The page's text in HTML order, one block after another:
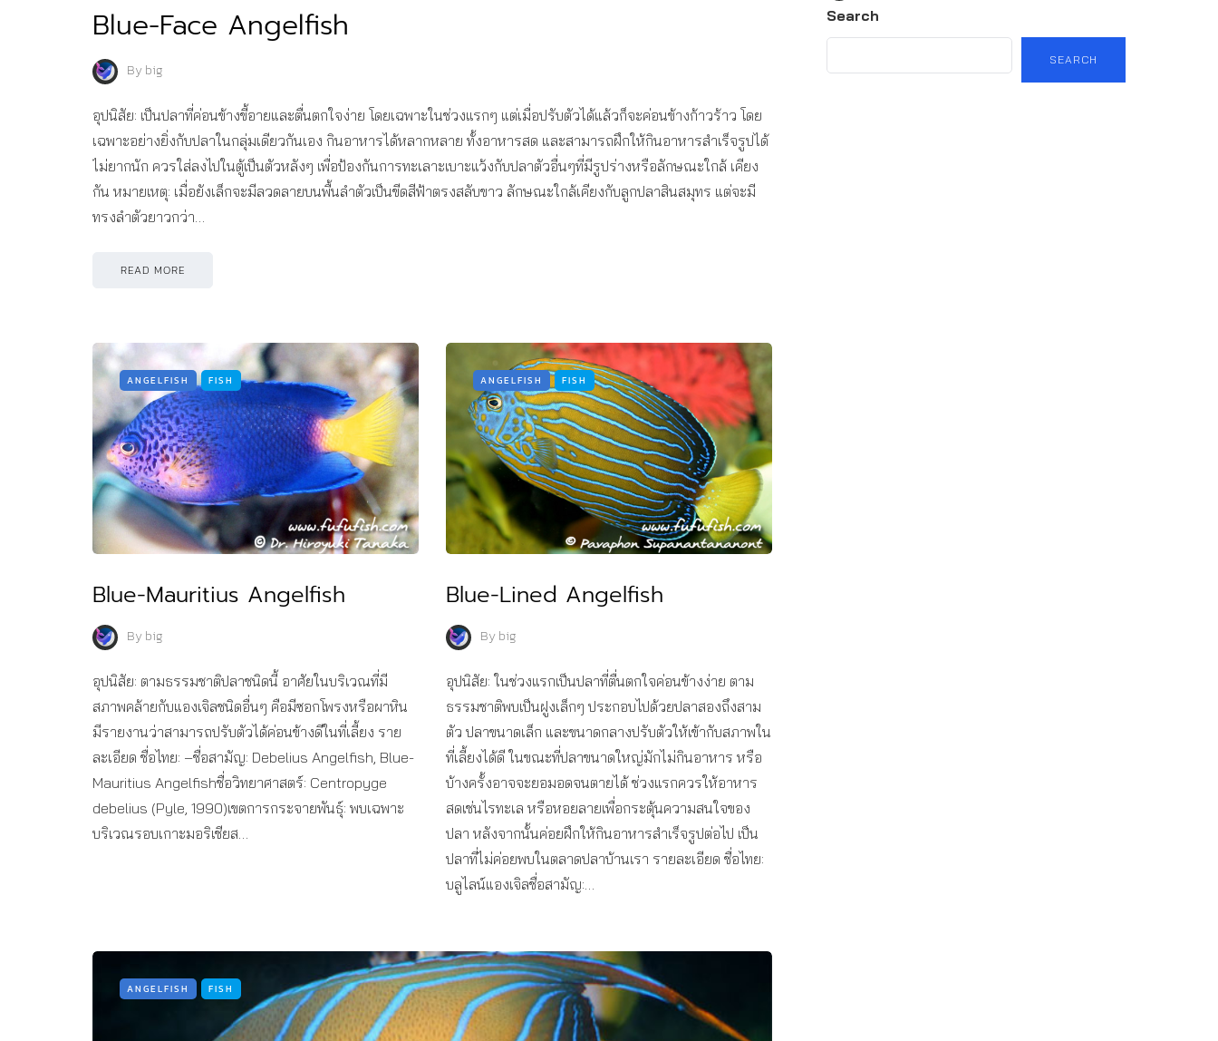
Blue-Face Angelfish
Bybig
อุปนิสัย: เป็นปลาที่ค่อนข้างขี้อายและตื่นตกใจง่าย โดยเฉพาะในช่วงแรกๆ แต่เมื่อปรับตัวได้แล้วก็จะค่อนข้างก้าวร้าว โดย
เฉพาะอย่างยิ่งกับปลาในกลุ่มเดียวกันเอง กินอาหารได้หลากหลาย ทั้งอาหารสด และสามารถฝึกให้กินอาหารสำเร็จรูปได้
ไม่ยากนัก ควรใส่ลงไปในตู้เป็นตัวหลังๆ เพื่อป้องกันการทะเลาะเบาะแว้งกับปลาตัวอื่นๆที่มีรูปร่างหรือลักษณะใกล้ เคียง
กัน หมายเหตุ: เมื่อยังเล็กจะมีลวดลายบนพื้นลำตัวเป็นขีดสีฟ้าตรงสลับขาว ลักษณะใกล้เคียงกับลูกปลาสินสมุทร แต่จะมี
ทรงลำตัวยาวกว่า…
READ MORE
ANGELFISH FISH
Blue-Mauritius Angelfish
Bybig
อุปนิสัย: ตามธรรมชาติปลาชนิดนี้ อาศัยในบริเวณที่มี
สภาพคล้ายกับแองเจิลชนิดอื่นๆ คือมีซอกโพรงหรือผาหิน
มีรายงานว่าสามารถปรับตัวได้ค่อนข้างดีในที่เลี้ยง ราย
ละเอียด ชื่อไทย: –ชื่อสามัญ: Debelius Angelfish, Blue-
Mauritius Angelfishชื่อวิทยาศาสตร์: Centropyge
debelius (Pyle, 1990)เขตการกระจายพันธุ์: พบเฉพาะ
บริเวณรอบเกาะมอริเชียส…
ANGELFISH FISH
Blue-Lined Angelfish
Bybig
อุปนิสัย: ในช่วงแรกเป็นปลาที่ตื่นตกใจค่อนข้างง่าย ตาม
ธรรมชาติพบเป็นฝูงเล็กๆ ประกอบไปด้วยปลาสองถึงสาม
ตัว ปลาขนาดเล็ก และขนาดกลางปรับตัวให้เข้ากับสภาพใน
ที่เลี้ยงได้ดี ในขณะที่ปลาขนาดใหญ่มักไม่กินอาหาร หรือ
บ้างครั้งอาจจะยอมอดจนตายได้ ช่วงแรกควรให้อาหาร
สดเช่นไรทะเล หรือหอยลายเพื่อกระตุ้นความสนใจของ
ปลา หลังจากนั้นค่อยฝึกให้กินอาหารสำเร็จรูปต่อไป เป็น
ปลาที่ไม่ค่อยพบในตลาดปลาบ้านเรา รายละเอียด ชื่อไทย:
บลูไลน์แองเจิลชื่อสามัญ:…
ANGELFISH FISH
Search
SEARCH